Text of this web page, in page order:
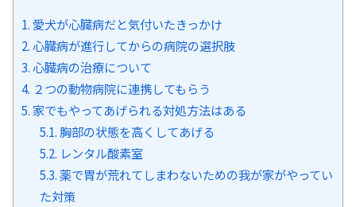
1. 愛犬が心臓病だと気付いたきっかけ
2.心臓病が進行してからの病院の選択肢
3.心臓病の治療について
4. ２つの動物病院に連携してもらう
5. 家でもやってあげられる対処方法はある
5.1. 胸部の状態を高くしてあげる
5.2. レンタル酸素室
5.3.薬で胃が荒れてしまわないための我が家がやってい
た対策